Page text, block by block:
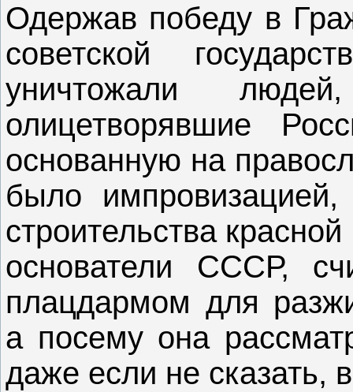
Одержав победу в
советской
уничтожали
олицетворявшие
основанную на
было
строительства
основатели СССР,
плацдармом для
а посему она
даже если не сказать,